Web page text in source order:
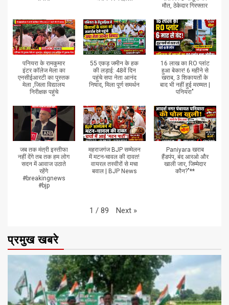
मौत, ठेकेदार गिरफ्तार
पनियरा के रामकुमार
इंटर कॉलेज मेला का
एनसीईआरटी का पुस्तक
मेला ,जिला विद्यालय
निरीक्षक पहुंचे
55 एकड़ जमीन के हक
की लड़ाई: 48वें दिन
पहुंचे सपा नेता आनंद
निषाद, मिला पूर्ण समर्थन
16 लाख का RO प्लांट
हुआ बेकार! 6 महीने से
खराब, 3 शिकायतों के
बाद भी नहीं हुई मरम्मत |
पनियरा"
जब तक मंत्री इस्तीफा
नहीं देंगे तब तक हम लोग
सदन में आवाज उठाते
रहेंगे
#breakingnews
#bjp
महराजगंज BJP सम्मेलन
में मटन-चावल की दावत!
वायरल तस्वीरों से मचा
बवाल | BJP News
Paniyara खराब
हैंडपंप, बंद आरओ और
खाली जार, जिम्मेदार
कौन?"**
1 / 89 Next »
प्रमुख खबरे